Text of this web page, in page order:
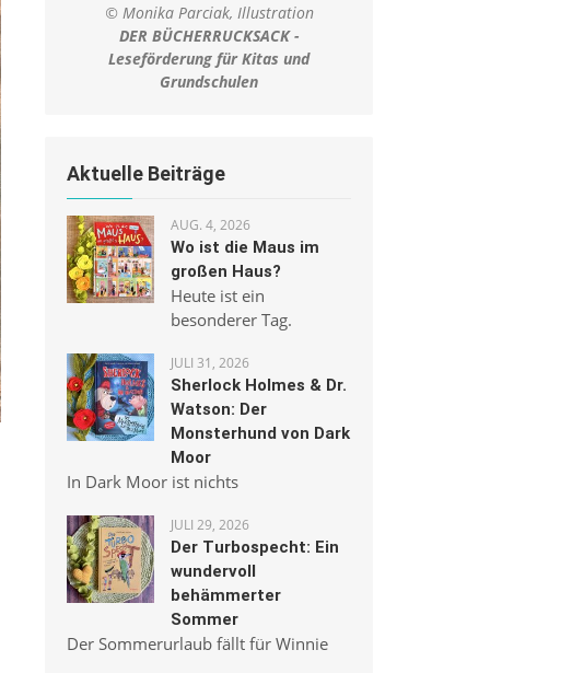
© Monika Parciak, Illustration
DER BÜCHERRUCKSACK -
Leseförderung für Kitas und
Grundschulen
Aktuelle Beiträge
AUG. 4, 2026
Wo ist die Maus im
großen Haus?
Heute ist ein
besonderer Tag.
JULI 31, 2026
Sherlock Holmes & Dr.
Watson: Der
Monsterhund von Dark
Moor
In Dark Moor ist nichts
JULI 29, 2026
Der Turbospecht: Ein
wundervoll
behämmerter
Sommer
Der Sommerurlaub fällt für Winnie